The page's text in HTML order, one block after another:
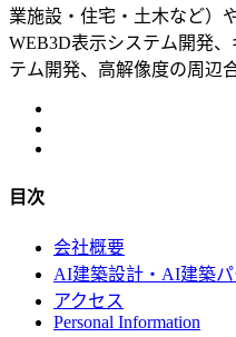
業施設・住宅・土木など）
WEB3D表示システム開発
テム開発、高解像度の周辺
目次
会社概要
AI建築設計・AI建築
アクセス
Personal Information